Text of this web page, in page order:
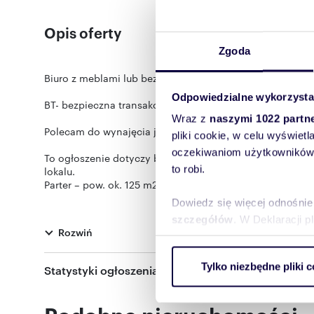
Zgoda
Odpowiedzialne
Wraz z naszymi 1022
pliki cookie, w celu
oczekiwaniom
to robi.
Dowiedz się więcej
szczegółów . W Deklaracji
ruch w naszej witrynie.
reklamowym i
uzyskanymi podczas
Tylko niezbędne pliki
Opis oferty
Biuro z meblami lub bez, Grunwald, parking.
BT- bezpieczna transakcja tylko z licencjonowanym
Polecam do wynajęcia jedną z kondygnacji w
To ogłoszenie dotyczy biura na parterze o pow. ok. 125
lokalu.
Parter – pow. ok. 125 m2: sekretariat, 3 pokoje, salka
Czynsz najmu: 4.000 zł. + VAT + opłaty eksploatacyjne +
W przypadku chęci wynajmu biura z meblami,
dobrym stanie, wynosi dodatkowo 250 zł. miesięcznie +
Dodatkowo płatne są miejsca postojowe: 200 zł. netto.
Rozwiń
Statystyki ogłoszenia: